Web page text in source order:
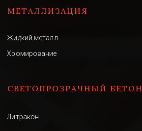
МЕТАЛЛИЗАЦИЯ
Жидкий металл
Хромирование
СВЕТОПРОЗРАЧНЫЙ БЕТОН
Литракон